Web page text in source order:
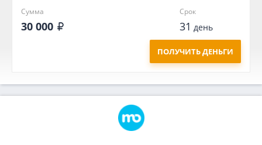
Сумма
30 000
Срок
31 день
ПОЛУЧИТЬ ДЕНЬГИ